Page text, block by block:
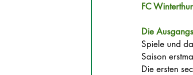
FC
Die
Spiele und
Saison
Die ersten